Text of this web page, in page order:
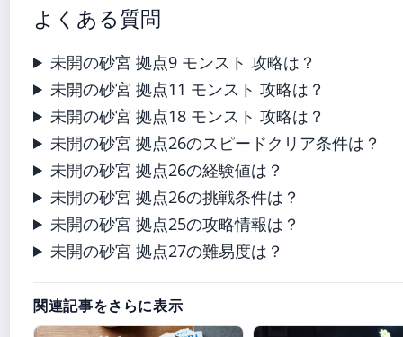
よくある質問
未開の砂宮 拠点9 モンスト 攻略は？
未開の砂宮 拠点11 モンスト 攻略は？
未開の砂宮 拠点18 モンスト 攻略は？
未開の砂宮 拠点26のスピードクリア条件は？
未開の砂宮 拠点26の経験値は？
未開の砂宮 拠点26の挑戦条件は？
未開の砂宮 拠点25の攻略情報は？
未開の砂宮 拠点27の難易度は？
関連記事をさらに表示